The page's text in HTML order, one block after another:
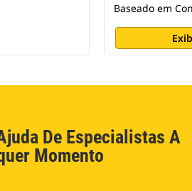
Baseado em
De Especialistas A
Momento